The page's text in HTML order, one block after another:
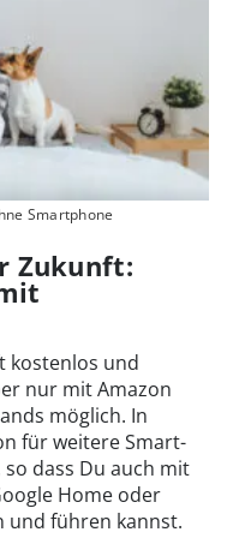
Smartphone
Zukunft:
kostenlos und
nur mit Amazon
möglich. In
für weitere Smart-
dass Du auch mit
Home oder
und führen kannst.